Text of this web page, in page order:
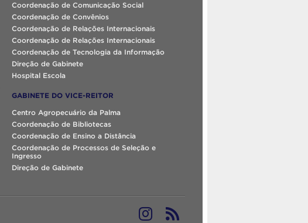
Coordenação de Comunicação Social
Coordenação de Convênios
Coordenação de Relações Internacionais
Coordenação de Relações Internacionais
Coordenação de Tecnologia da Informação
Direção de Gabinete
Hospital Escola
GABINETE DO VICE-REITOR
Centro Agropecuário da Palma
Coordenação de Bibliotecas
Coordenação de Ensino a Distância
Coordenação de Processos de Seleção e
Ingresso
Direção de Gabinete